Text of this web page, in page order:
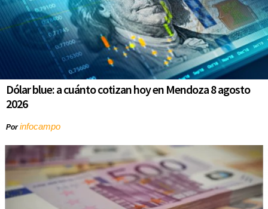
Dólar blue: a cuánto cotizan hoy en Mendoza 8 agosto
2026
Porinfocampo